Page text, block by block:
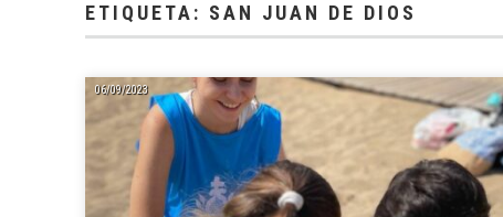
ETIQUETA: SAN JUAN DE DIOS
06/09/2023